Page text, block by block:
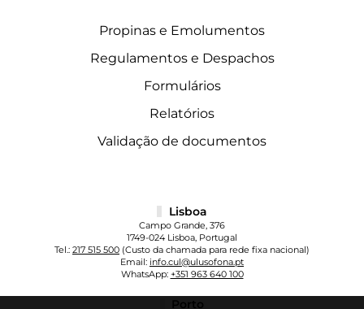
Propinas e Emolumentos
Regulamentos e Despachos
Formulários
Relatórios
Validação de documentos
Lisboa
Campo Grande, 376
1749-024 Lisboa, Portugal
Tel.: 217 515 500 (Custo da chamada para rede fixa nacional)
Email: info.cul@ulusofona.pt
WhatsApp: +351 963 640 100
Porto